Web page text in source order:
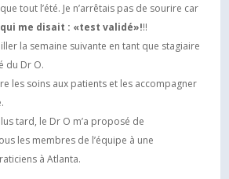
tout l’été. Je n’arrêtais pas de sourire car
me disait : «test validé»!!!
la semaine suivante en tant que stagiaire
du Dr O.
les soins aux patients et les accompagner
tard, le Dr O m’a proposé de
les membres de l’équipe à une
à Atlanta.